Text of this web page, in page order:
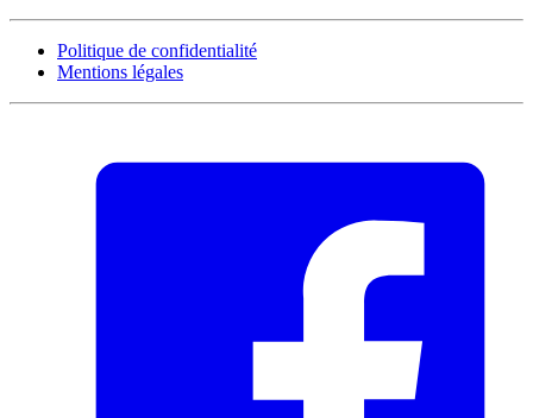
Politique de confidentialité
Mentions légales